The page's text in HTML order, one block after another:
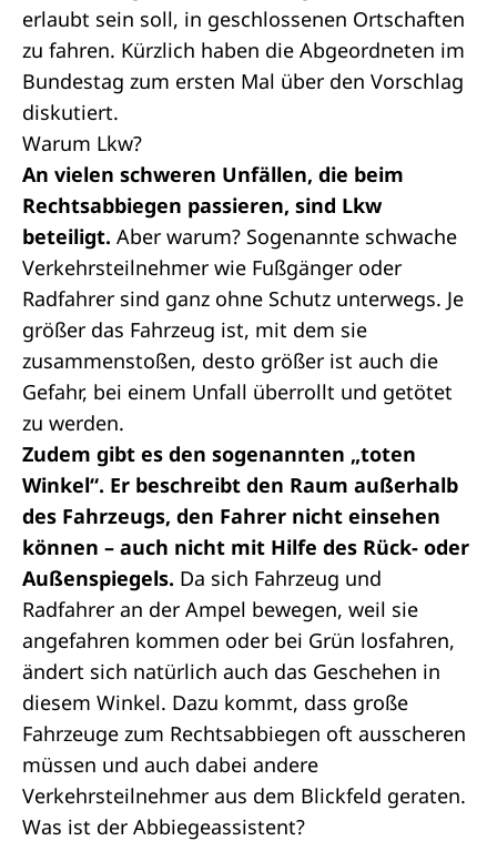
erlaubt sein soll, in geschlossenen Ortschaften
zu fahren. Kürzlich haben die Abgeordneten im
Bundestag zum ersten Mal über den Vorschlag
diskutiert.
Warum Lkw?
An vielen schweren Unfällen, die beim
Rechtsabbiegen passieren, sind Lkw
beteiligt. Aber warum? Sogenannte schwache
Verkehrsteilnehmer wie Fußgänger oder
Radfahrer sind ganz ohne Schutz unterwegs. Je
größer das Fahrzeug ist, mit dem sie
zusammenstoßen, desto größer ist auch die
Gefahr, bei einem Unfall überrollt und getötet
zu werden.
Zudem gibt es den sogenannten „toten
Winkel“. Er beschreibt den Raum außerhalb
des Fahrzeugs, den Fahrer nicht einsehen
können – auch nicht mit Hilfe des Rück- oder
Außenspiegels. Da sich Fahrzeug und
Radfahrer an der Ampel bewegen, weil sie
angefahren kommen oder bei Grün losfahren,
ändert sich natürlich auch das Geschehen in
diesem Winkel. Dazu kommt, dass große
Fahrzeuge zum Rechtsabbiegen oft ausscheren
müssen und auch dabei andere
Verkehrsteilnehmer aus dem Blickfeld geraten.
Was ist der Abbiegeassistent?